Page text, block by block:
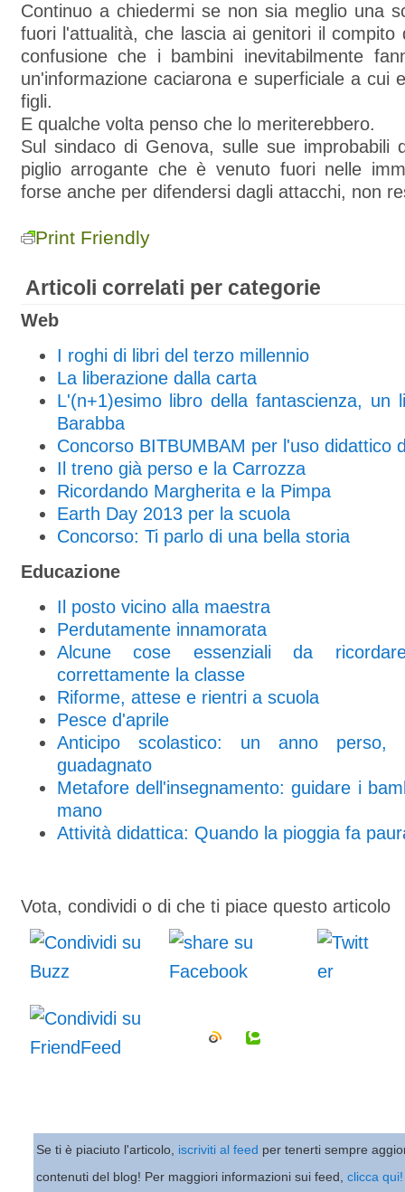
Continuo a chiedermi se non sia meglio una
fuori l'attualità, che lascia ai genitori il compito
confusione che i bambini inevitabilmente
un'informazione caciarona e superficiale a cui
figli.
E qualche volta penso che lo meriterebbero.
Sul sindaco di Genova, sulle sue improbabili
piglio arrogante che è venuto fuori nelle
forse anche per difendersi dagli attacchi, non
Print Friendly
Articoli correlati per categorie
Web
I roghi di libri del terzo millennio
La liberazione dalla carta
L'(n+1)esimo libro della fantascienza, un
Barabba
Concorso BITBUMBAM per l'uso didattico
Il treno già perso e la Carrozza
Ricordando Margherita e la Pimpa
Earth Day 2013 per la scuola
Concorso: Ti parlo di una bella storia
Educazione
Il posto vicino alla maestra
Perdutamente innamorata
Alcune cose essenziali da
correttamente la classe
Riforme, attese e rientri a scuola
Pesce d'aprile
Anticipo scolastico: un anno
guadagnato
Metafore dell'insegnamento: guidare i
mano
Attività didattica: Quando la pioggia fa
Vota, condividi o di che ti piace questo articolo
Se ti è piaciuto l'articolo, iscriviti al feed per tenerti sempre
contenuti del blog! Per maggiori informazioni sui feed, clicca qui!